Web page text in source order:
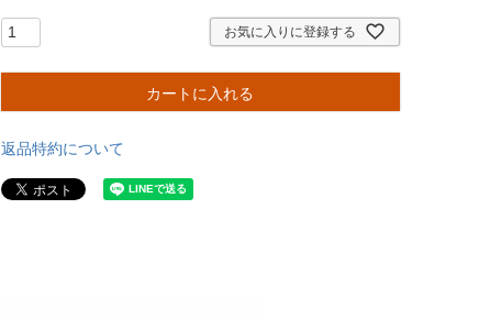
お気に入りに登録する
カートに入れる
返品特約について